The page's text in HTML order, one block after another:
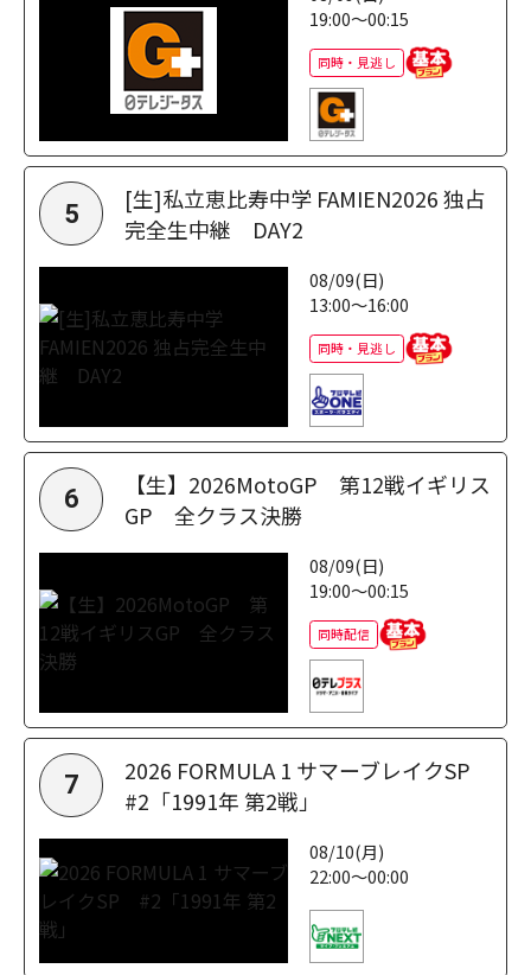
19:00～00:15
同時・見逃し
5
[生]私立恵比寿中学 FAMIEN2026 独占
完全生中継 DAY2
08/09(日)
13:00～16:00
同時・見逃し
6
【生】2026MotoGP 第12戦イギリス
GP 全クラス決勝
08/09(日)
19:00～00:15
同時配信
7
2026 FORMULA 1 サマーブレイクSP
#2「1991年 第2戦」
08/10(月)
22:00～00:00